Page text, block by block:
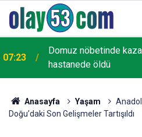
07:23
Domuz nöbetinde
hastanede öldü
Anasayfa Yaşam
Doğu’daki Son Gelişmeler Tartışıldı